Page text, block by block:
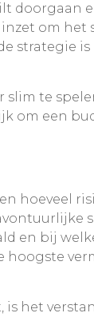
doorgaan
om het
strategie
slim te
om een
hoeveel
en bij
het